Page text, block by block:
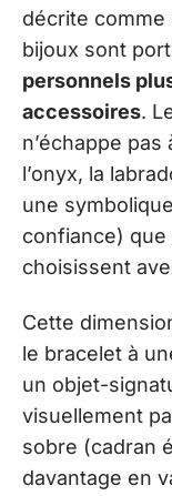
décrite comme
bijoux sont
personnels
accessoires.
n’échappe
l’onyx, la
une
confiance)
choisissent
Cette
le bracelet à
un objet-
visuellement
sobre (cadran
davantage en